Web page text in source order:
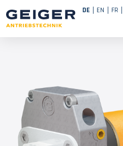
DE EN FR